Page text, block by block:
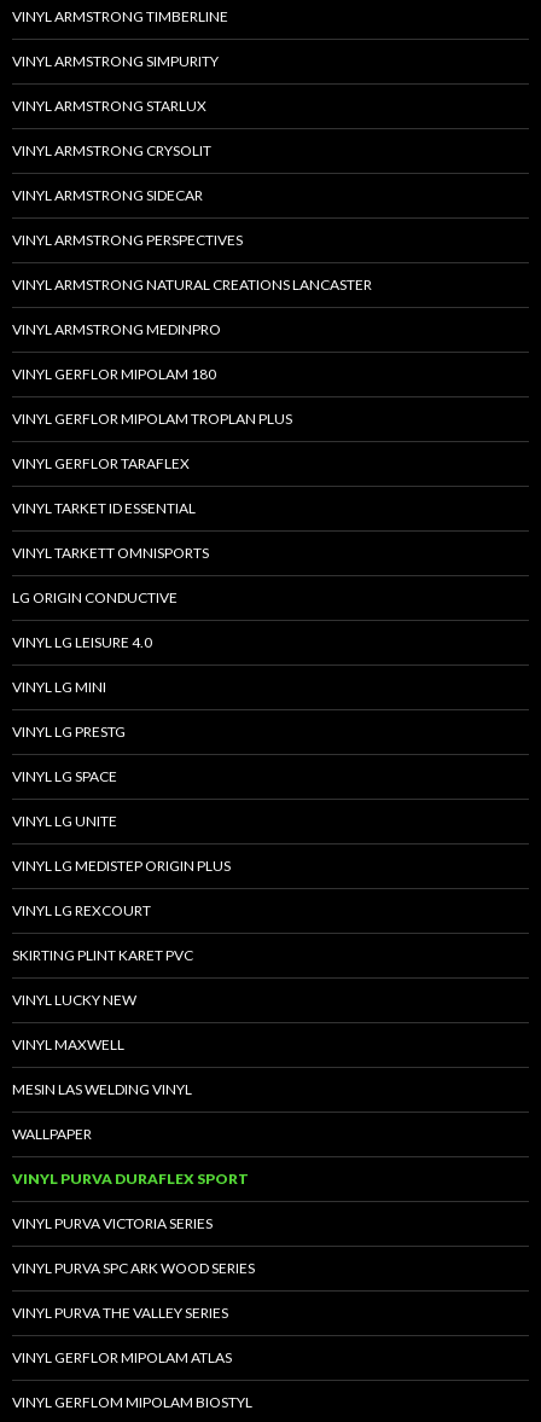
VINYL ARMSTRONG TIMBERLINE
VINYL ARMSTRONG SIMPURITY
VINYL ARMSTRONG STARLUX
VINYL ARMSTRONG CRYSOLIT
VINYL ARMSTRONG SIDECAR
VINYL ARMSTRONG PERSPECTIVES
VINYL ARMSTRONG NATURAL CREATIONS LANCASTER
VINYL ARMSTRONG MEDINPRO
VINYL GERFLOR MIPOLAM 180
VINYL GERFLOR MIPOLAM TROPLAN PLUS
VINYL GERFLOR TARAFLEX
VINYL TARKET ID ESSENTIAL
VINYL TARKETT OMNISPORTS
LG ORIGIN CONDUCTIVE
VINYL LG LEISURE 4.0
VINYL LG MINI
VINYL LG PRESTG
VINYL LG SPACE
VINYL LG UNITE
VINYL LG MEDISTEP ORIGIN PLUS
VINYL LG REXCOURT
SKIRTING PLINT KARET PVC
VINYL LUCKY NEW
VINYL MAXWELL
MESIN LAS WELDING VINYL
WALLPAPER
VINYL PURVA DURAFLEX SPORT
VINYL PURVA VICTORIA SERIES
VINYL PURVA SPC ARK WOOD SERIES
VINYL PURVA THE VALLEY SERIES
VINYL GERFLOR MIPOLAM ATLAS
VINYL GERFLOM MIPOLAM BIOSTYL